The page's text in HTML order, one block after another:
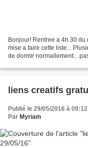
Bonjour! Rentree a 4h 30
mise a faire cette liste...
de dormir normallement...
gerbera-daisy-wreath/...
liens creatifs
Publié le 29/05/2016 à 09:12
Par Myriam